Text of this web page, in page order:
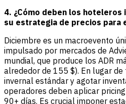
4. ¿Cómo deben los
su estrategia de precios para
Diciembre es un macroevento
impulsado por mercados de
mundial, que produce los ADR
alrededor de 155 $). En lugar
invernal estándar y agotar
operadores deben aplicar
90+ días. Es crucial imponer